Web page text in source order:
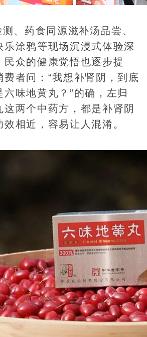
、药食同源滋补汤品尝、
乐涂鸦等现场沉浸式体验深
民众的健康觉悟也逐步提
费者问：“我想补肾阴，到底
味地黄丸？”的确，左归
这两个中药方，都是补肾阴
相近，容易让人混淆。